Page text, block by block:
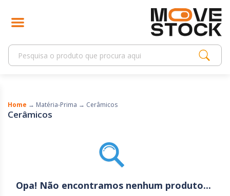
Home → Matéria-Prima → Cerâmicos
Cerâmicos
Opa! Não encontramos nenhum produto...